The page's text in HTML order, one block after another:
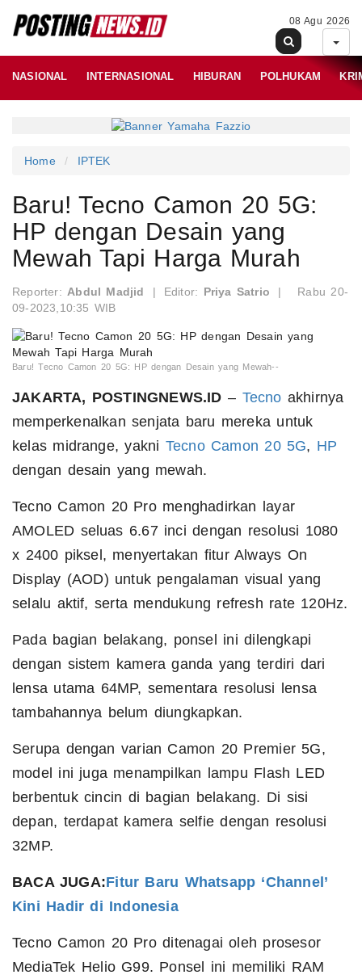
08 Agu 2026
NASIONAL INTERNASIONAL HIBURAN POLHUKAM
Home IPTEK
Baru! Tecno Camon 20 5G:
HP dengan Desain yang
Mewah Tapi Harga Murah
Reporter:Abdul Madjid | Editor: Priya Satrio |
Rabu 20-
09-2023,10:35 WIB
Baru! Tecno Camon 20 5G: HP dengan Desain yang Mewah--
JAKARTA, POSTINGNEWS.ID – Tecno akhirnya
memperkenalkan senjata baru mereka untuk
kelas midrange, yakni Tecno Camon 20 5G, HP
dengan desain yang mewah.
Tecno Camon 20 Pro menghadirkan layar
AMOLED seluas 6.67 inci dengan resolusi 1080
x 2400 piksel, menyertakan fitur Always On
Display (AOD) untuk pengalaman visual yang
selalu aktif, serta mendukung refresh rate 120Hz.
Pada bagian belakang, ponsel ini dilengkapi
dengan sistem kamera ganda yang terdiri dari
lensa utama 64MP, sementara resolusi lensa
tambahannya belum diungkapkan.
Serupa dengan varian Camon 20 Premier 5G,
model ini juga menampilkan lampu Flash LED
berbentuk cincin di bagian belakang. Di sisi
depan, terdapat kamera selfie dengan resolusi
32MP.
BACA JUGA:Fitur Baru Whatsapp ‘Channel’
Kini Hadir di Indonesia
Tecno Camon 20 Pro ditenagai oleh prosesor
MediaTek Helio G99. Ponsel ini memiliki RAM